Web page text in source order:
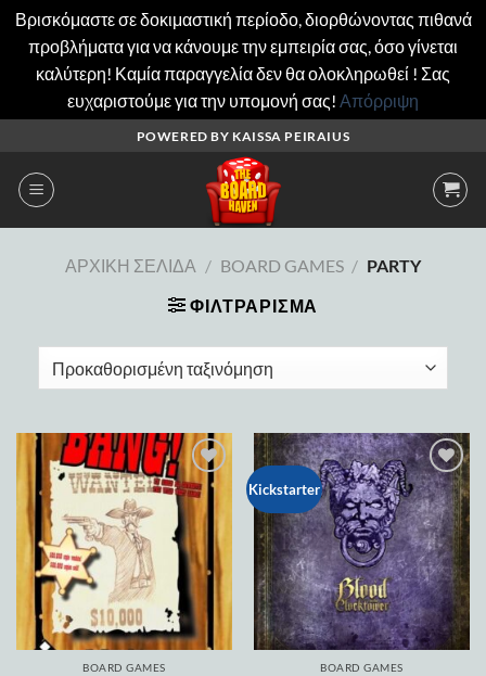
Βρισκόμαστε σε δοκιμαστική περίοδο, διορθώνοντας πιθανά
προβλήματα για να κάνουμε την εμπειρία σας, όσο γίνεται
καλύτερη! Καμία παραγγελία δεν θα ολοκληρωθεί ! Σας
ευχαριστούμε για την υπομονή σας! Απόρριψη
περιεχόμενο
POWERED BY KAISSA PEIRAIUS
ΑΡΧΙΚΉ ΣΕΛΊΔΑ / BOARD GAMES / PARTY
ΦΙΛΤΡΆΡΙΣΜΑ
Add to
wishlist
BOARD GAMES
Kickstarter
Add to
wishlist
BOARD GAMES